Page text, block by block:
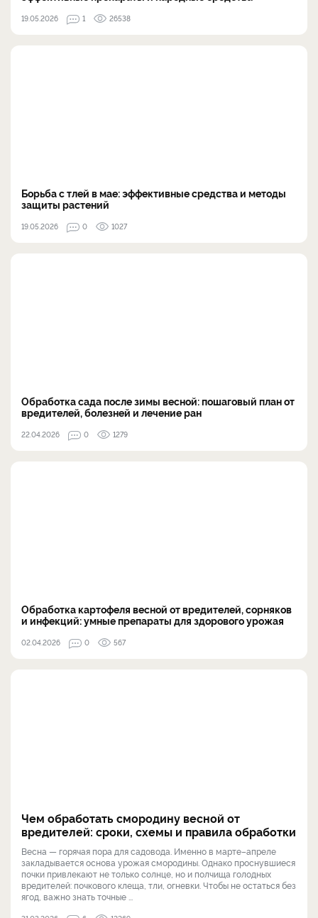
19.05.2026 1 26538
Борьба с тлей в мае: эффективные средства и методы
защиты растений
19.05.2026 0 1027
Обработка сада после зимы весной: пошаговый план от
вредителей, болезней и лечение ран
22.04.2026 0 1279
Обработка картофеля весной от вредителей, сорняков
и инфекций: умные препараты для здорового урожая
02.04.2026 0 567
Чем обработать смородину весной от
вредителей: сроки, схемы и правила обработки
Весна — горячая пора для садовода. Именно в марте–апреле
закладывается основа урожая смородины. Однако проснувшиеся
почки привлекают не только солнце, но и полчища голодных
вредителей: почкового клеща, тли, огневки. Чтобы не остаться без
ягод, важно знать точные ...